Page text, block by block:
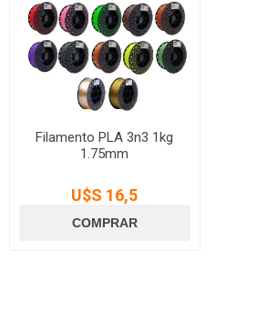
Filamento PLA 3n3 1kg
1.75mm
U$S 16,5